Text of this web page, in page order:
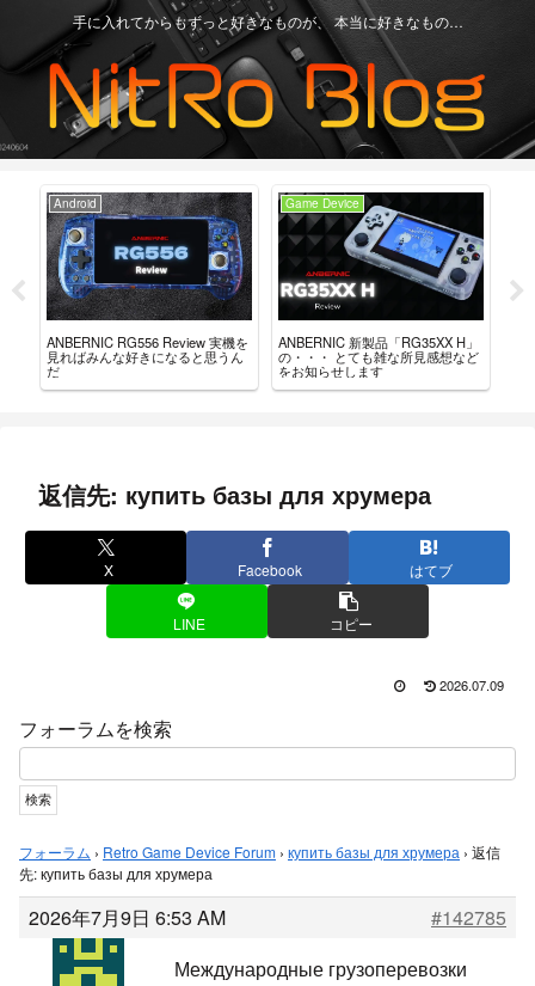
手に入れてからもずっと好きなものが、 本当に好きなもの…
Game Device
ANBERNIC 新製品「RG35XX H」
の・・・ とても雑な所見感想など
をお知らせします
Game Device
ANBERNIC RG35XX 用 カスタム
ファームウェア「GarlicOS」導入
ガイド。
結局どっ
論を書い
返信先: купить базы для хрумера
X Facebook はてブ
LINE コピー
2026.07.09
フォーラムを検索
フォーラム › Retro Game Device Forum › купить базы для хрумера › 返信
先: купить базы для хрумера
2026年7月9日 6:53 AM #142785
Международные грузоперевозки